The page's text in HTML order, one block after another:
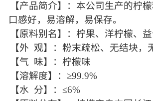
【产品简介】：本公司生产的柠
口感好，易溶解，易保存。
【原料别名】：柠果、洋柠檬、益
【外 观】：粉末疏松、无结块，
【气 味】：柠檬味
【溶解度】：≥99.9%
【水 分】：≤6%